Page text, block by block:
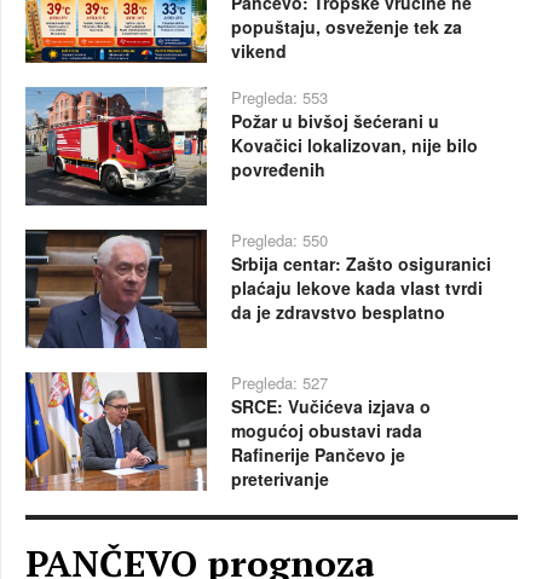
popuštaju, osveženje tek za
vikend
Pregleda: 553
Požar u bivšoj šećerani u
Kovačici lokalizovan, nije bilo
povređenih
Pregleda: 550
Srbija centar: Zašto osiguranici
plaćaju lekove kada vlast tvrdi
da je zdravstvo besplatno
Pregleda: 527
SRCE: Vučićeva izjava o
mogućoj obustavi rada
Rafinerije Pančevo je
preterivanje
PANČEVO prognoza